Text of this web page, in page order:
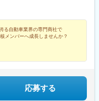
る自動車業界の専門商社で
メンバーへ成長しませんか？
応募する